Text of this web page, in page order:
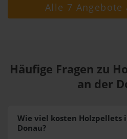
Alle 7 Angebote
Häufige Fragen zu
an der
Wie viel kosten Holzpellets
Donau?